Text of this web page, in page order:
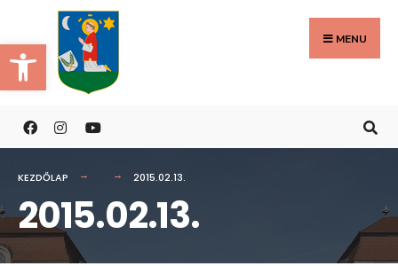
Eszköztár megnyitása
to
content
MENU
KEZDŐLAP 2015.02.13.
2015.02.13.
Search